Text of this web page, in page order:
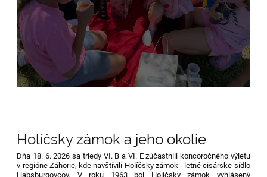
Holíčsky zámok a jeho okolie
Dňa 18. 6. 2026 sa triedy VI. B a VI. E zúčastnili koncoročného výletu
v regióne Záhorie, kde navštívili Holíčsky zámok - letné cisárske sídlo
Habsburgovcov. V roku 1963 bol Holíčsky zámok vyhlásený